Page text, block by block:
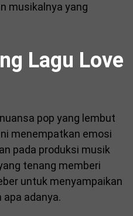
musikalnya yang
Lagu Love
pop yang lembut
menempatkan emosi
pada produksi musik
tenang memberi
untuk menyampaikan
apa adanya.